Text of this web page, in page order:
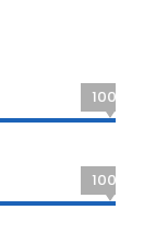
100%
100%